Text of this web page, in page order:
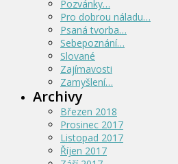
Pozvánky…
Pro dobrou náladu…
Psaná tvorba…
Sebepoznání…
Slované
Zajímavosti
Zamyšlení…
Archivy
Březen 2018
Prosinec 2017
Listopad 2017
Říjen 2017